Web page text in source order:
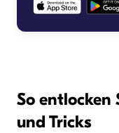
So entlocken
und Tricks